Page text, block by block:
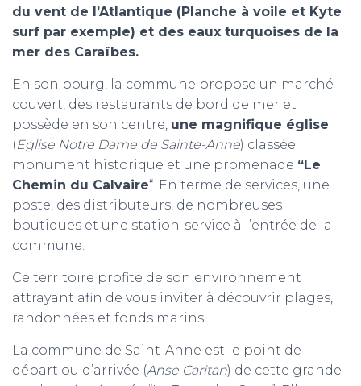
du vent de l’Atlantique (Planche à voile et Kyte
surf par exemple) et des eaux turquoises de la
mer des Caraïbes.
En son bourg, la commune propose un marché
couvert, des restaurants de bord de mer et
possède en son centre, une magnifique église
(Eglise Notre Dame de Sainte-Anne) classée
monument historique et une promenade “Le
Chemin du Calvaire“. En terme de services, une
poste, des distributeurs, de nombreuses
boutiques et une station-service à l’entrée de la
commune.
Ce territoire profite de son environnement
attrayant afin de vous inviter à découvrir plages,
randonnées et fonds marins.
La commune de Saint-Anne est le point de
départ ou d’arrivée (Anse Caritan) de cette grande